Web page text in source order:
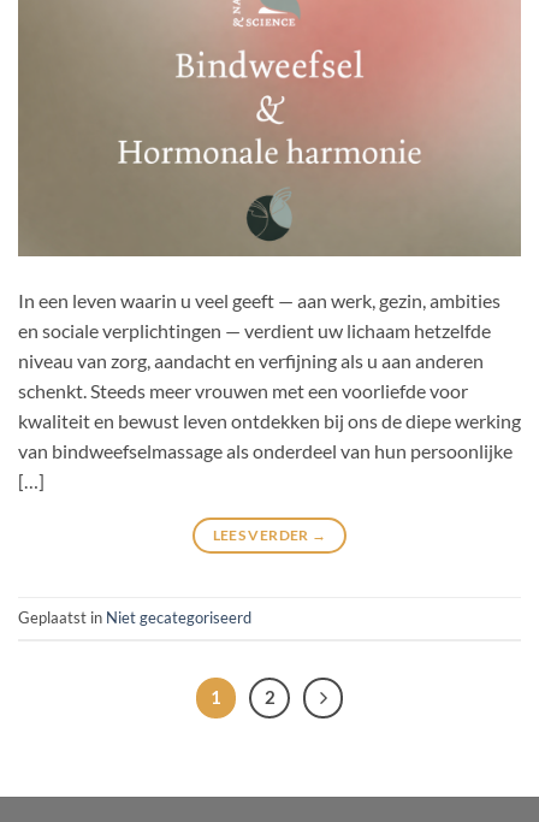
In een leven waarin u veel geeft — aan werk, gezin, ambities
en sociale verplichtingen — verdient uw lichaam hetzelfde
niveau van zorg, aandacht en verfijning als u aan anderen
schenkt. Steeds meer vrouwen met een voorliefde voor
kwaliteit en bewust leven ontdekken bij ons de diepe werking
van bindweefselmassage als onderdeel van hun persoonlijke
[…]
LEES VERDER →
Geplaatst in Niet gecategoriseerd
1 2